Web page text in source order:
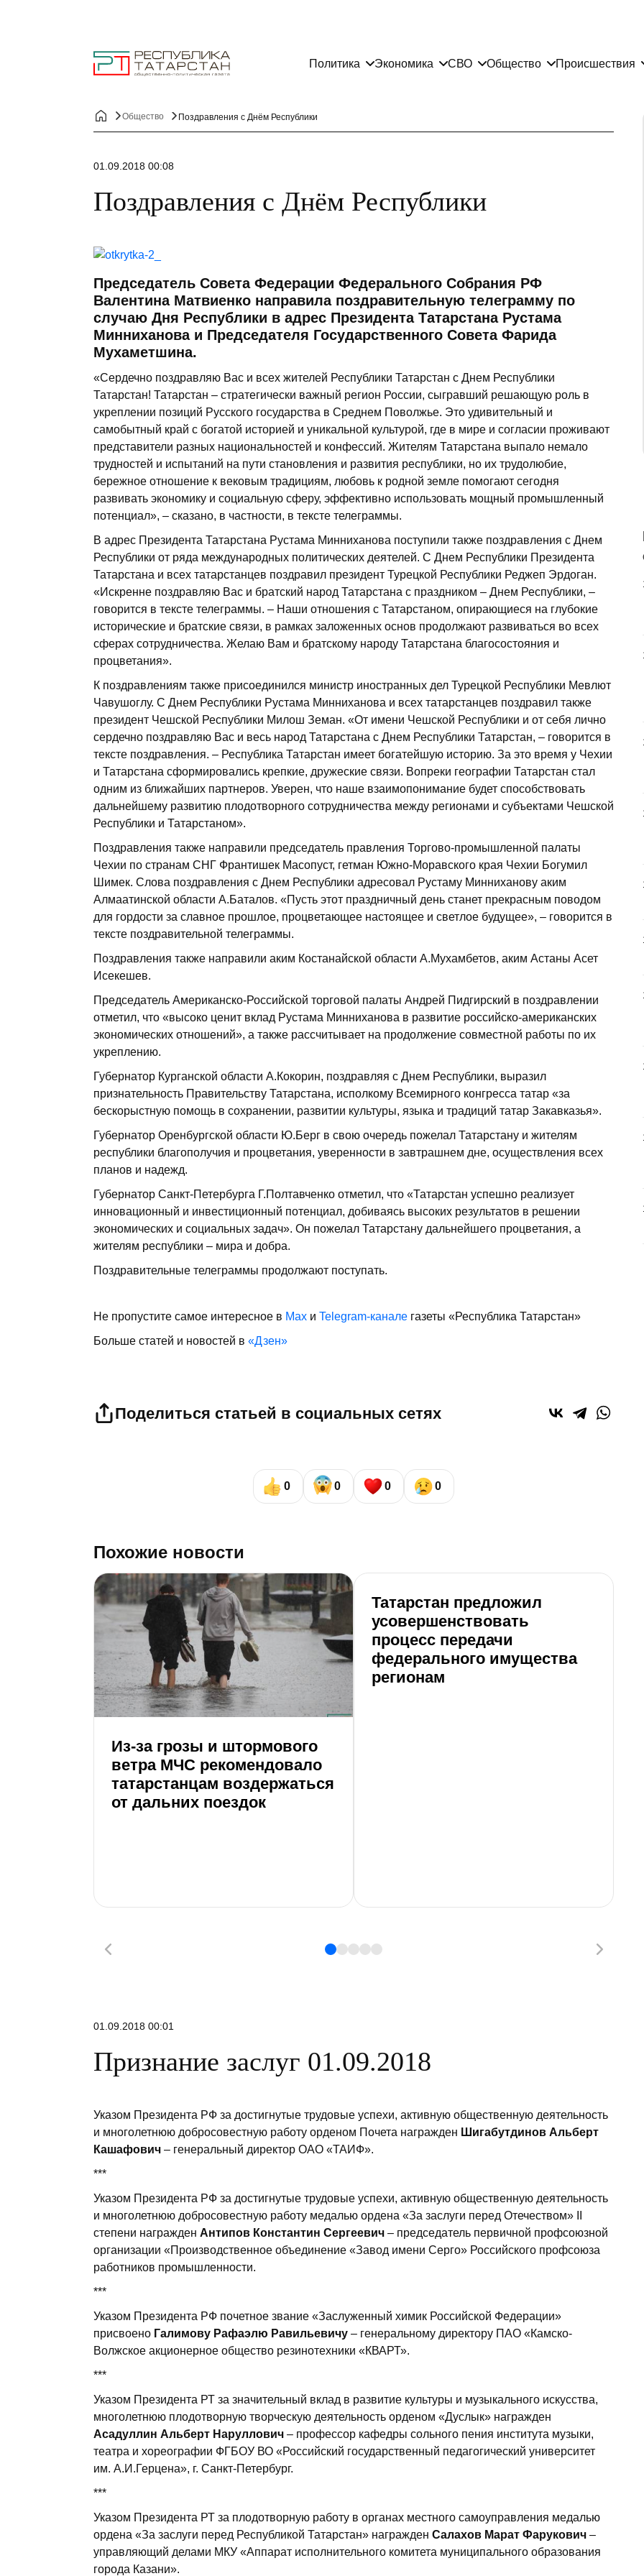
Политика Экономика СВО Общество Происшествия
Общество Поздравления с Днём Республики
01.09.2018 00:08
Поздравления с Днём Республики
Председатель Совета Федерации Федерального Собрания РФ
Валентина Матвиенко направила поздравительную телеграмму по
случаю Дня Республики в адрес Президента Татарстана Рустама
Минниханова и Председателя Государственного Совета Фарида
Мухаметшина.
«Сердечно поздравляю Вас и всех жителей Республики Татарстан с Днем Республики
Татарстан! Татарстан – стратегически важный регион России, сыгравший решающую роль в
укреплении позиций Русского государства в Среднем Поволжье. Это удивительный и
самобытный край с богатой историей и уникальной культурой, где в мире и согласии проживают
представители разных национальностей и конфессий. Жителям Татарстана выпало немало
трудностей и испытаний на пути становления и развития республики, но их трудолюбие,
бережное отношение к вековым традициям, любовь к родной земле помогают сегодня
развивать экономику и социальную сферу, эффективно использовать мощный промышленный
потенциал», – сказано, в частности, в тексте телеграммы.
В адрес Президента Татарстана Рустама Минниханова поступили также поздравления с Днем
Республики от ряда международных политических деятелей. С Днем Республики Президента
Татарстана и всех татарстанцев поздравил президент Турецкой Республики Реджеп Эрдоган.
«Искренне поздравляю Вас и братский народ Татарстана с праздником – Днем Республики, –
говорится в тексте телеграммы. – Наши отношения с Татарстаном, опирающиеся на глубокие
исторические и братские связи, в рамках заложенных основ продолжают развиваться во всех
сферах сотрудничества. Желаю Вам и братскому народу Татарстана благосостояния и
процветания».
К поздравлениям также присоединился министр иностранных дел Турецкой Республики Мевлют
Чавушоглу. С Днем Республики Рустама Минниханова и всех татарстанцев поздравил также
президент Чешской Республики Милош Земан. «От имени Чешской Республики и от себя лично
сердечно поздравляю Вас и весь народ Татарстана с Днем Республики Татарстан, – говорится в
тексте поздравления. – Республика Татарстан имеет богатейшую историю. За это время у Чехии
и Татарстана сформировались крепкие, дружеские связи. Вопреки географии Татарстан стал
одним из ближайших партнеров. Уверен, что наше взаимопонимание будет способствовать
дальнейшему развитию плодотворного сотрудничества между регионами и субъектами Чешской
Республики и Татарстаном».
Поздравления также направили председатель правления Торгово-промышленной палаты
Чехии по странам СНГ Франтишек Масопуст, гетман Южно-Моравского края Чехии Богумил
Шимек. Слова поздравления с Днем Республики адресовал Рустаму Минниханову аким
Алмаатинской области А.Баталов. «Пусть этот праздничный день станет прекрасным поводом
для гордости за славное прошлое, процветающее настоящее и светлое будущее», – говорится в
тексте поздравительной телеграммы.
Поздравления также направили аким Костанайской области А.Мухамбетов, аким Астаны Асет
Исекешев.
Председатель Американско-Российской торговой палаты Андрей Пидгирский в поздравлении
отметил, что «высоко ценит вклад Рустама Минниханова в развитие российско-американских
экономических отношений», а также рассчитывает на продолжение совместной работы по их
укреплению.
Губернатор Курганской области А.Кокорин, поздравляя с Днем Республики, выразил
признательность Правительству Татарстана, исполкому Всемирного конгресса татар «за
бескорыстную помощь в сохранении, развитии культуры, языка и традиций татар Закавказья».
Губернатор Оренбургской области Ю.Берг в свою очередь пожелал Татарстану и жителям
республики благополучия и процветания, уверенности в завтрашнем дне, осуществления всех
планов и надежд.
Губернатор Санкт-Петербурга Г.Полтавченко отметил, что «Татарстан успешно реализует
инновационный и инвестиционный потенциал, добиваясь высоких результатов в решении
экономических и социальных задач». Он пожелал Татарстану дальнейшего процветания, а
жителям республики – мира и добра.
Поздравительные телеграммы продолжают поступать.
Не пропустите самое интересное в Max и Telegram-канале газеты «Республика Татарстан»
Больше статей и новостей в «Дзен»
Поделиться статьей в социальных сетях
0 0 0 0
Похожие новости
Из-за грозы и штормового
ветра МЧС рекомендовало
татарстанцам воздержаться
от дальних поездок
Татарстан предложил
усовершенствовать
процесс передачи
федерального имущества
регионам
01.09.2018 00:01
Признание заслуг 01.09.2018
Указом Президента РФ за достигнутые трудовые успехи, активную общественную деятельность
и многолетнюю добросовестную работу орденом Почета награжден Шигабутдинов Альберт
Кашафович – генеральный директор ОАО «ТАИФ».
***
Указом Президента РФ за достигнутые трудовые успехи, активную общественную деятельность
и многолетнюю добросовестную работу медалью ордена «За заслуги перед Отечеством» II
степени награжден Антипов Константин Сергеевич – председатель первичной профсоюзной
организации «Производственное объединение «Завод имени Серго» Российского профсоюза
работников промышленности.
***
Указом Президента РФ почетное звание «Заслуженный химик Российской Федерации»
присвоено Галимову Рафаэлю Равильевичу – генеральному директору ПАО «Камско-
Волжское акционерное общество резинотехники «КВАРТ».
***
Указом Президента РТ за значительный вклад в развитие культуры и музыкального искусства,
многолетнюю плодотворную творческую деятельность орденом «Дуслык» награжден
Асадуллин Альберт Наруллович – профессор кафедры сольного пения института музыки,
театра и хореографии ФГБОУ ВО «Российский государственный педагогический университет
им. А.И.Герцена», г. Санкт-Петербург.
***
Указом Президента РТ за плодотворную работу в органах местного самоуправления медалью
ордена «За заслуги перед Республикой Татарстан» награжден Салахов Марат Фарукович –
управляющий делами МКУ «Аппарат исполнительного комитета муниципального образования
города Казани».